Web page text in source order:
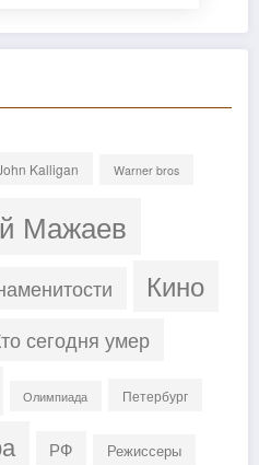
Kalligan Warner bros
Мажаев
Кино
сегодня умер
Олимпиада Петербург
РФ Режиссеры